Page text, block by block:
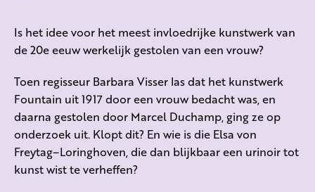
Is het idee voor het meest invloedrijke kunstwerk van
de 20e eeuw werkelijk gestolen van een vrouw?
Toen regisseur Barbara Visser las dat het kunstwerk
Fountain uit 1917 door een vrouw bedacht was, en
daarna gestolen door Marcel Duchamp, ging ze op
onderzoek uit. Klopt dit? En wie is die Elsa von
Freytag–Loringhoven, die dan blijkbaar een urinoir tot
kunst wist te verheffen?